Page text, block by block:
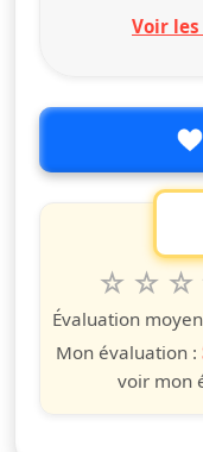
Voir
questo 4
3
étoiles
2
étoiles
étoile
Évaluation
Mon évaluation :
voir mon